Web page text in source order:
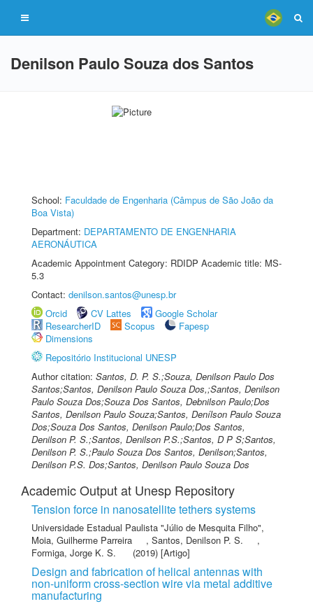
Denilson Paulo Souza dos Santos
School: Faculdade de Engenharia (Câmpus de São João da
Boa Vista)
Department: DEPARTAMENTO DE ENGENHARIA
AERONÁUTICA
Academic Appointment Category: RDIDP Academic title: MS-
5.3
Contact: denilson.santos@unesp.br
Orcid
CV Lattes
Google Scholar
ResearcherID
Scopus
Fapesp
Dimensions
Repositório Institucional UNESP
Author citation: Santos, D. P. S.;Souza, Denilson Paulo Dos
Santos;Santos, Denilson Paulo Souza Dos,;Santos, Denilson
Paulo Souza Dos;Souza Dos Santos, Debnilson Paulo;Dos
Santos, Denilson Paulo Souza;Santos, Denílson Paulo Souza
Dos;Souza Dos Santos, Denilson Paulo;Dos Santos,
Denilson P. S.;Santos, Denilson P.S.;Santos, D P S;Santos,
Denilson P. S.;Paulo Souza Dos Santos, Denilson;Santos,
Denilson P.S. Dos;Santos, Denilson Paulo Souza Dos
Academic Output at Unesp Repository
Tension force in nanosatellite tethers systems
Universidade Estadual Paulista "Júlio de Mesquita Filho",
Moia, Guilherme Parreira
, Santos, Denilson P. S.
,
Formiga, Jorge K. S.
(2019) [Artigo]
Design and fabrication of helical antennas with
non-uniform cross-section wire via metal additive
manufacturing